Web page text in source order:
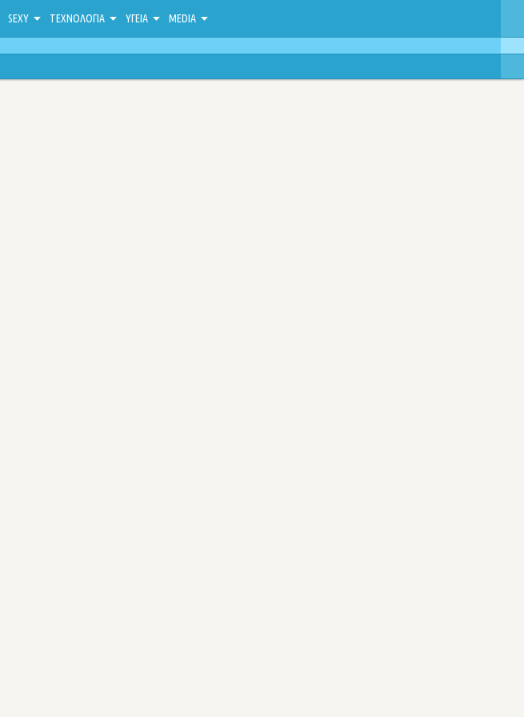
SEXY ΤΕΧΝΟΛΟΓΙΑ ΥΓΕΙΑ MEDIA